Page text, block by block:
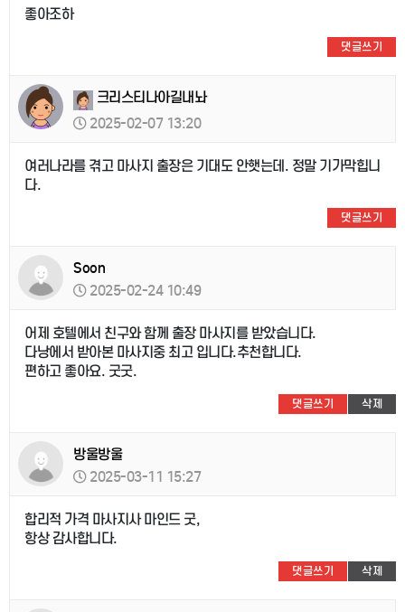
좋아조하
댓글쓰기
크리스티나아길내놔
2025-02-07 13:20
여러나라를 겪고 마사지 출장은 기대도 안햇는데. 정말 기가막힙니
다.
댓글쓰기
Soon
2025-02-24 10:49
어제 호텔에서 친구와 함께 출장 마사지를 받았습니다.
다낭에서 받아본 마사지중 최고 입니다.추천합니다.
편하고 좋아요. 굿굿.
댓글쓰기 삭제
방울방울
2025-03-11 15:27
합리적 가격 마사지사 마인드 굿,
항상 감사합니다.
댓글쓰기 삭제